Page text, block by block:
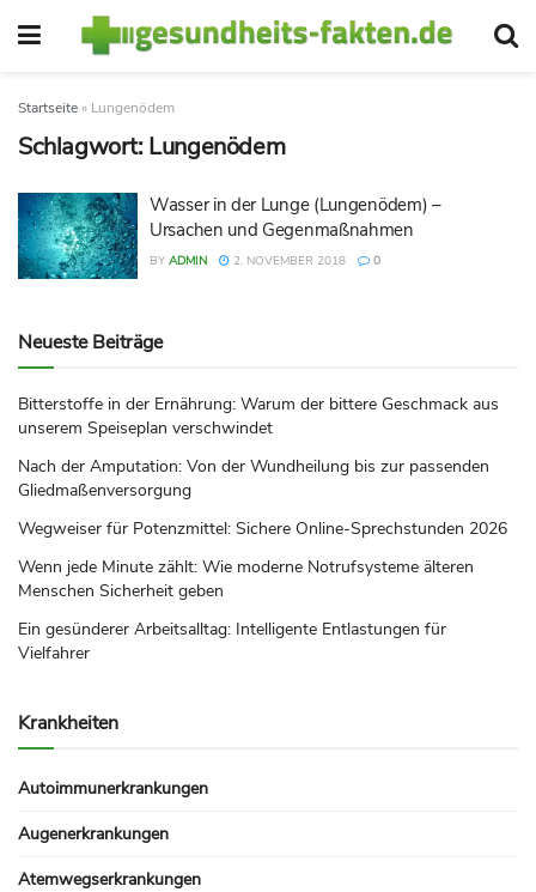
Startseite » Lungenödem
Schlagwort:Lungenödem
Wasser in der Lunge (Lungenödem) –
Ursachen und Gegenmaßnahmen
BY ADMIN 2. NOVEMBER 2018 0
Neueste Beiträge
Bitterstoffe in der Ernährung: Warum der bittere Geschmack aus
unserem Speiseplan verschwindet
Nach der Amputation: Von der Wundheilung bis zur passenden
Gliedmaßenversorgung
Wegweiser für Potenzmittel: Sichere Online-Sprechstunden 2026
Wenn jede Minute zählt: Wie moderne Notrufsysteme älteren
Menschen Sicherheit geben
Ein gesünderer Arbeitsalltag: Intelligente Entlastungen für
Vielfahrer
Krankheiten
Autoimmunerkrankungen
Augenerkrankungen
Atemwegserkrankungen